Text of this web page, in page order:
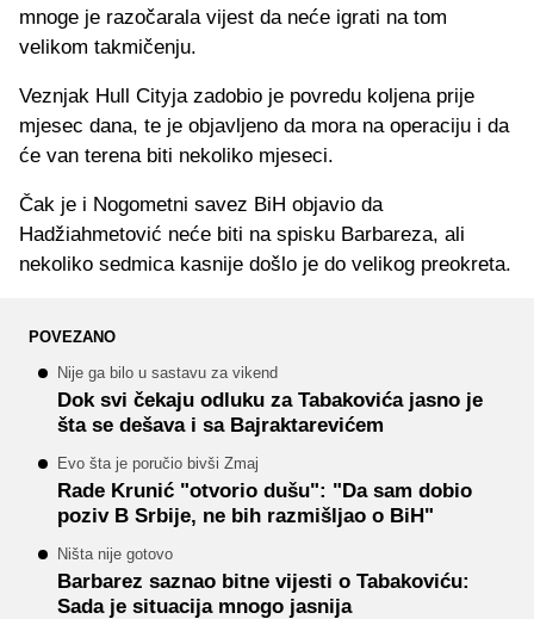
mnoge je razočarala vijest da neće igrati na tom
velikom takmičenju.
Veznjak Hull Cityja zadobio je povredu koljena prije
mjesec dana, te je objavljeno da mora na operaciju i da
će van terena biti nekoliko mjeseci.
Čak je i Nogometni savez BiH objavio da
Hadžiahmetović neće biti na spisku Barbareza, ali
nekoliko sedmica kasnije došlo je do velikog preokreta.
POVEZANO
Nije ga bilo u sastavu za vikend
Dok svi čekaju odluku za Tabakovića jasno je
šta se dešava i sa Bajraktarevićem
Evo šta je poručio bivši Zmaj
Rade Krunić "otvorio dušu": "Da sam dobio
poziv B Srbije, ne bih razmišljao o BiH"
Ništa nije gotovo
Barbarez saznao bitne vijesti o Tabakoviću:
Sada je situacija mnogo jasnija